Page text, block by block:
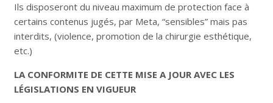
Ils disposeront du niveau maximum de protection face à
certains contenus jugés, par Meta, “sensibles” mais pas
interdits, (violence, promotion de la chirurgie esthétique,
etc.)
LA CONFORMITE DE CETTE MISE A JOUR AVEC LES
LÉGISLATIONS EN VIGUEUR